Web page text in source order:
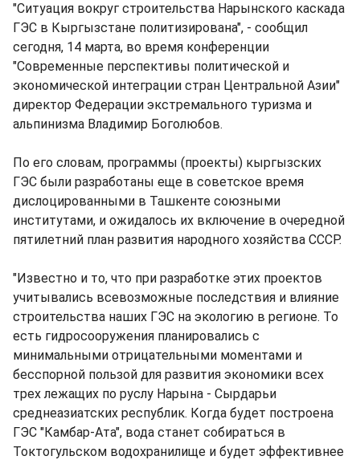
"Ситуация вокруг строительства Нарынского каскада
ГЭС в Кыргызстане политизирована", - сообщил
сегодня, 14 марта, во время конференции
"Современные перспективы политической и
экономической интеграции стран Центральной Азии"
директор Федерации экстремального туризма и
альпинизма Владимир Боголюбов.
По его словам, программы (проекты) кыргызских
ГЭС были разработаны еще в советское время
дислоцированными в Ташкенте союзными
институтами, и ожидалось их включение в очередной
пятилетний план развития народного хозяйства СССР.
"Известно и то, что при разработке этих проектов
учитывались всевозможные последствия и влияние
строительства наших ГЭС на экологию в регионе. То
есть гидросооружения планировались с
минимальными отрицательными моментами и
бесспорной пользой для развития экономики всех
трех лежащих по руслу Нарына - Сырдарьи
среднеазиатских республик. Когда будет построена
ГЭС "Камбар-Ата", вода станет собираться в
Токтогульском водохранилище и будет эффективнее